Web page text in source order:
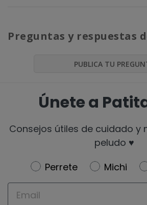
Preguntas y respuestas
PUBLICA TU
Únete a
Consejos útiles de cuidado y
peludo ♥️
Newsletter
Perrete Michi
Email